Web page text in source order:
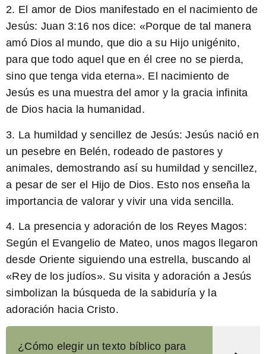
2. El amor de Dios manifestado en el nacimiento de
Jesús: Juan 3:16 nos dice: «Porque de tal manera
amó Dios al mundo, que dio a su Hijo unigénito,
para que todo aquel que en él cree no se pierda,
sino que tenga vida eterna». El nacimiento de
Jesús es una muestra del amor y la gracia infinita
de Dios hacia la humanidad.
3. La humildad y sencillez de Jesús: Jesús nació en
un pesebre en Belén, rodeado de pastores y
animales, demostrando así su humildad y sencillez,
a pesar de ser el Hijo de Dios. Esto nos enseña la
importancia de valorar y vivir una vida sencilla.
4. La presencia y adoración de los Reyes Magos:
Según el Evangelio de Mateo, unos magos llegaron
desde Oriente siguiendo una estrella, buscando al
«Rey de los judíos». Su visita y adoración a Jesús
simbolizan la búsqueda de la sabiduría y la
adoración hacia Cristo.
¿Cómo elegir un texto bíblico para